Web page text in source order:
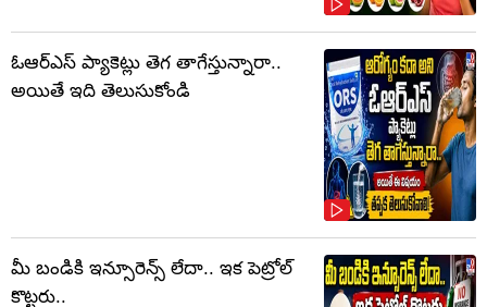
ఓఆర్‌ఎస్‌ ప్యాకెట్లు తెగ తాగేస్తున్నారా..
అయితే ఇది తెలుసుకోండి
మీ బండికి ఇన్సూరెన్స్ లేదా.. ఇక పెట్రోల్
కొట్టరు..